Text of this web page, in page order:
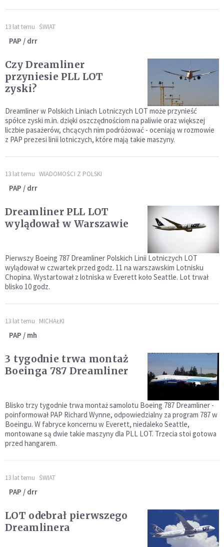
13 lat temu ŚWIAT
PAP / drr
Czy Dreamliner
przyniesie PLL LOT
zyski?
Dreamliner w Polskich Liniach Lotniczych LOT może przynieść
spółce zyski m.in. dzięki oszczędnościom na paliwie oraz większej
liczbie pasażerów, chcących nim podróżować - oceniają w rozmowie
z PAP prezesi linii lotniczych, które mają takie maszyny.
13 lat temu WIADOMOŚCI Z POLSKI
PAP / drr
Dreamliner PLL LOT
wylądował w Warszawie
Pierwszy Boeing 787 Dreamliner Polskich Linii Lotniczych LOT
wylądował w czwartek przed godz. 11 na warszawskim Lotnisku
Chopina. Wystartował z lotniska w Everett koło Seattle. Lot trwał
blisko 10 godz.
13 lat temu MICHAŁKI
PAP / mh
3 tygodnie trwa montaż
Boeinga 787 Dreamliner
Blisko trzy tygodnie trwa montaż samolotu Boeing 787 Dreamliner -
poinformował PAP Richard Wynne, odpowiedzialny za program 787 w
Boeingu. W fabryce koncernu w Everett, niedaleko Seattle,
montowane są dwie takie maszyny dla PLL LOT. Trzecia stoi gotowa
przed hangarem.
13 lat temu ŚWIAT
PAP / drr
LOT odebrał pierwszego
Dreamlinera